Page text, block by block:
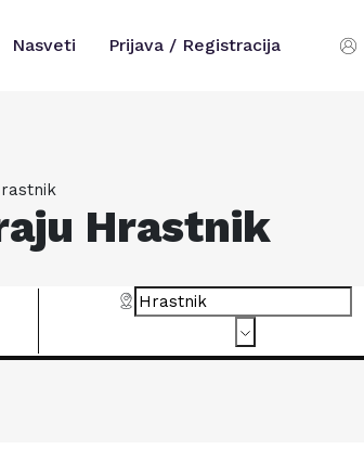
Nasveti Prijava / Registracija
Hrastnik